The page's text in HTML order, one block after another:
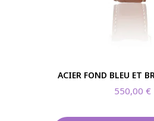
ACIER FOND BLEU ET
550,00€